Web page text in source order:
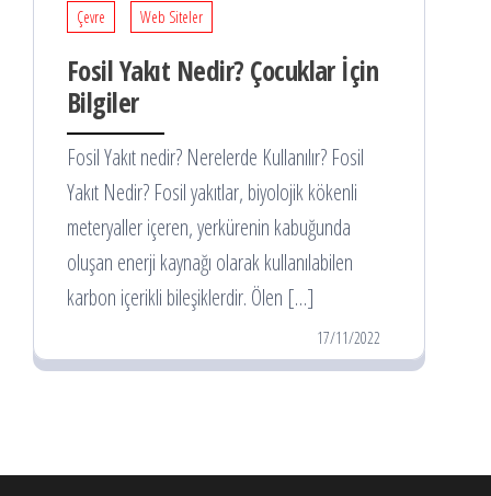
Çevre Web Siteler
Fosil Yakıt Nedir? Çocuklar İçin
Bilgiler
Fosil Yakıt nedir? Nerelerde Kullanılır? Fosil
Yakıt Nedir? Fosil yakıtlar, biyolojik kökenli
meteryaller içeren, yerkürenin kabuğunda
oluşan enerji kaynağı olarak kullanılabilen
karbon içerikli bileşiklerdir. Ölen […]
17/11/2022